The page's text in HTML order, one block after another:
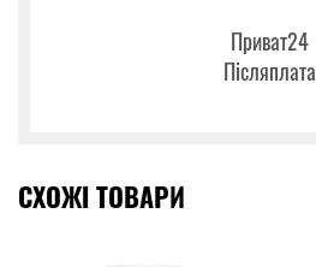
Приват24
Післяплата
СХОЖІ ТОВАРИ